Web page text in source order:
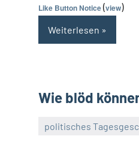
Like Button Notice(view)
Weiterlesen
Wie blöd
politisches
Guetti